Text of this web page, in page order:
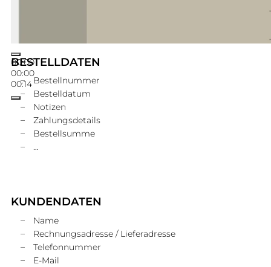
00:00
00:00
00:14
BESTELLDATEN
Bestellnummer
Bestelldatum
Notizen
Zahlungsdetails
Bestellsumme
…
KUNDENDATEN
Name
Rechnungsadresse / Lieferadresse
Telefonnummer
E-Mail